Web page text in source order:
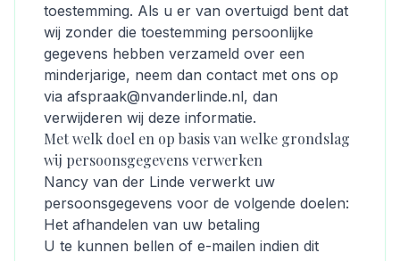
toestemming. Als u er van overtuigd bent dat
wij zonder die toestemming persoonlijke
gegevens hebben verzameld over een
minderjarige, neem dan contact met ons op
via afspraak@nvanderlinde.nl, dan
verwijderen wij deze informatie.
Met welk doel en op basis van welke grondslag
wij persoonsgegevens verwerken
Nancy van der Linde verwerkt uw
persoonsgegevens voor de volgende doelen:
Het afhandelen van uw betaling
U te kunnen bellen of e-mailen indien dit